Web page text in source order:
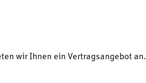
wir Ihnen ein Vertragsangebot an.